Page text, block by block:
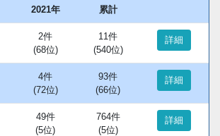
2021年 累計
2件
(68位)
11件
(540位)
詳細
4件
(72位)
93件
(66位)
詳細
49件
(5位)
764件
(5位)
詳細